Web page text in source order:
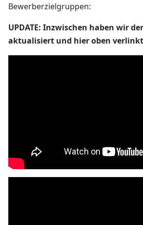
Bewerberzielgruppen:
UPDATE: Inzwischen haben wir
aktualisiert und hier oben